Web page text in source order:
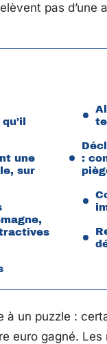
pas d’une
une
sur
:
à un puzzle :
euro gagné.